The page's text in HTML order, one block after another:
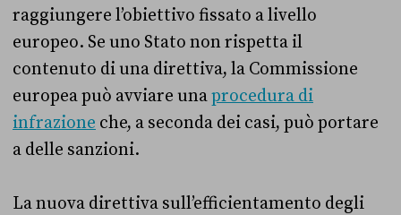
raggiungere l’obiettivo fissato a livello
europeo. Se uno Stato non rispetta il
contenuto di una direttiva, la Commissione
europea può avviare unaprocedura di
infrazione che, a seconda dei casi, può portare
a delle sanzioni.
La nuova direttiva sull’efficientamento degli